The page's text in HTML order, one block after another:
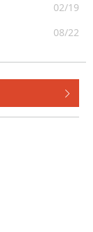
02/19
08/22
